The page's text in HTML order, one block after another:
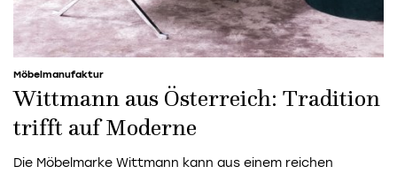
Möbelmanufaktur
Wittmann aus Österreich: Tradition
trifft auf Moderne
Die Möbelmarke Wittmann kann aus einem reichen